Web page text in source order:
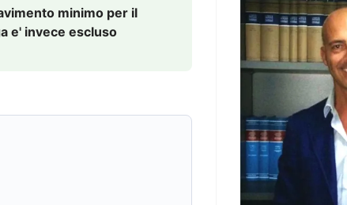
minimo per il
e' invece escluso